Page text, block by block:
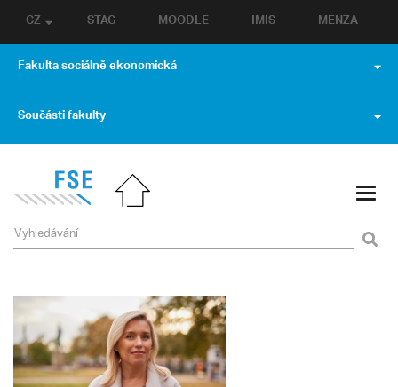
STAG MOODLE IMIS MENZA
CZ
Fakulta sociálně ekonomická
Součásti fakulty